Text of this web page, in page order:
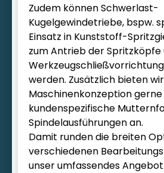
Zudem können Schwerlast-
Kugelgewindetriebe, bspw.
Einsatz in Kunststoff-
zum Antrieb der Spritzköpfe
werden. Zusätzlich bieten
Maschinenkonzeption gerne
kundenspezifische
Spindelausführungen an.
Damit runden die breiten
verschiedenen
unser umfassendes